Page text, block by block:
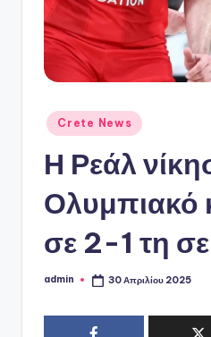
P
o
Αναρτήθηκε
σε
Crete News
Η Ρεάλ
Ολυμπιακό
σε 2-1 τη
Συγγραφέας:
admin 30 Απριλίου 2025